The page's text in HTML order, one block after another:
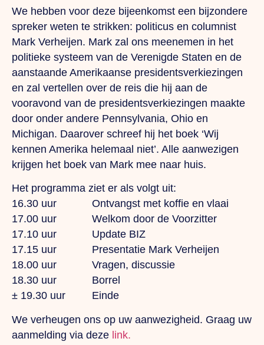
We hebben voor deze bijeenkomst een bijzondere
spreker weten te strikken: politicus en columnist
Mark Verheijen. Mark zal ons meenemen in het
politieke systeem van de Verenigde Staten en de
aanstaande Amerikaanse presidentsverkiezingen
en zal vertellen over de reis die hij aan de
vooravond van de presidentsverkiezingen maakte
door onder andere Pennsylvania, Ohio en
Michigan. Daarover schreef hij het boek ‘Wij
kennen Amerika helemaal niet’. Alle aanwezigen
krijgen het boek van Mark mee naar huis.
Het programma ziet er als volgt uit:
16.30 uur Ontvangst met koffie en vlaai
17.00 uur Welkom door de Voorzitter
17.10 uur Update BIZ
17.15 uur Presentatie Mark Verheijen
18.00 uur Vragen, discussie
18.30 uur Borrel
± 19.30 uur Einde
We verheugen ons op uw aanwezigheid. Graag uw
aanmelding via deze link.